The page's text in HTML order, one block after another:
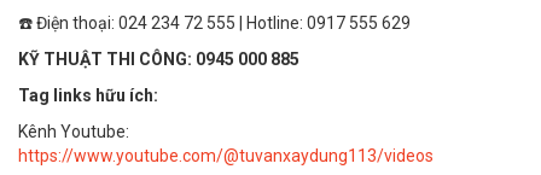
☎️ Điện thoại: 024 234 72 555 | Hotline: 0917 555 629
KỸ THUẬT THI CÔNG: 0945 000 885
Tag links hữu ích:
Kênh Youtube:
https://www.youtube.com/@tuvanxaydung113/videos